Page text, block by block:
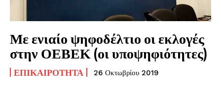
Με ενιαίο ψηφοδέλτιο οι εκλογές
στην ΟΕΒΕΚ (οι υποψηφιότητες)
ΕΠΙΚΑΙΡΌΤΗΤΑ 26 Οκτωβρίου 2019